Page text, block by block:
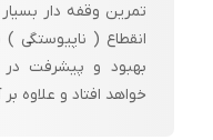
تمرین وقفه دار
انقطاع ( ناپیوستگی
بهبود و پیشرفت در
خواهد افتاد و علاوه